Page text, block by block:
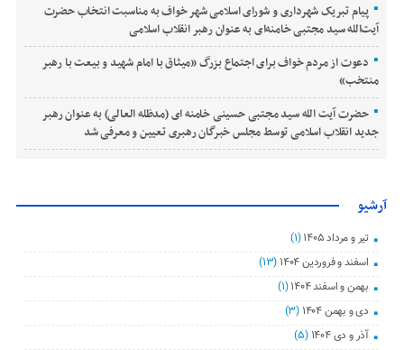
پیام تبریک شهرداری و شورای اسلامی شهر خواف به مناسبت انتخاب حضرت
آیت‌الله سید مجتبی خامنه‌ای به عنوان رهبر انقلاب اسلامی
دعوت از مردم خواف برای اجتماع بزرگ «میثاق با امام شهید و بیعت با رهبر
منتخب»
حضرت آیت الله سید مجتبی حسینی خامنه ای (مدظله العالی) به عنوان رهبر
جدید انقلاب اسلامی توسط مجلس خبرگان رهبری تعیین و معرفی شد
آرشیو
تیر و مرداد ۱۴۰۵
(۱)
اسفند و فروردین ۱۴۰۴
(۱۳)
بهمن و اسفند ۱۴۰۴
(۱)
دی و بهمن ۱۴۰۴
(۳)
آذر و دی ۱۴۰۴
(۵)